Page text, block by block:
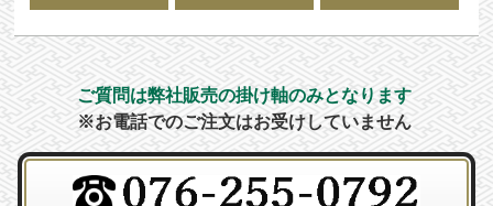
ご質問は弊社販売の掛け軸のみとなります
※お電話でのご注文はお受けしていません